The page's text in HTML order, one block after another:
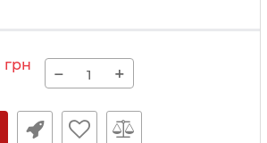
грн − +